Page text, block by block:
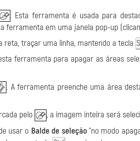
. Esta ferramenta é usada para
ferramenta em uma janela pop-up
reta, traçar uma linha, mantendo a tecla
ferramenta para apagar as áreas
. A ferramenta preenche uma área
pelo
, a imagem inteira será
usar o Balde de seleção"no modo